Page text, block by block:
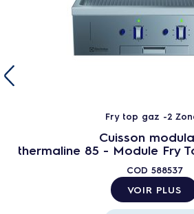
Fry top gaz -2
Cuisson
thermaline 85 - Module Fry
COD 588537
VOIR PLUS